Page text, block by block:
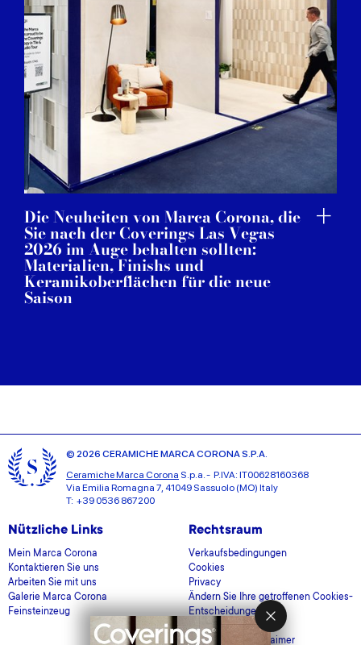
Die Neuheiten von Marca Corona, die
Sie nach der Coverings Las Vegas
2026 im Auge behalten sollten:
Materialien, Finishs und
Keramikoberflächen für die neue
Saison
© 2026 CERAMICHE MARCA CORONA S.P.A.
Ceramiche Marca Corona S.p.a. - P.IVA: IT00628160368
Via Emilia Romagna 7, 41049 Sassuolo (MO) Italy
T: +39 0536 867200
Nützliche Links
Mein Marca Corona
Kontaktieren Sie uns
Arbeiten Sie mit uns
Galerie Marca Corona
Feinsteinzeug
Rechtsraum
Verkaufsbedingungen
Cookies
Privacy
Ändern Sie Ihre getroffenen Cookies-
Entscheidungen
GDPR
Datenschutz-Disclaimer